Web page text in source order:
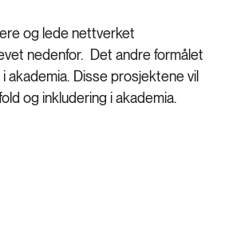
og lede nettverket
nedenfor. Det andre formålet
akademia. Disse prosjektene vil
og inkludering i akademia.